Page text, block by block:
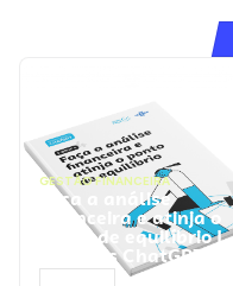
GESTÃO FINANCEIRA
Faça a análise
financeira e atinja o
ponto de equilíbrio |
Prompts ChatGPT